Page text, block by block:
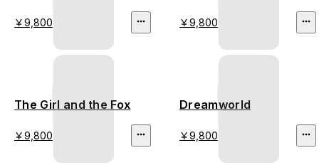
￥9,800 ￥9,800
The Girl and the Fox
￥9,800
Dreamworld
￥9,800